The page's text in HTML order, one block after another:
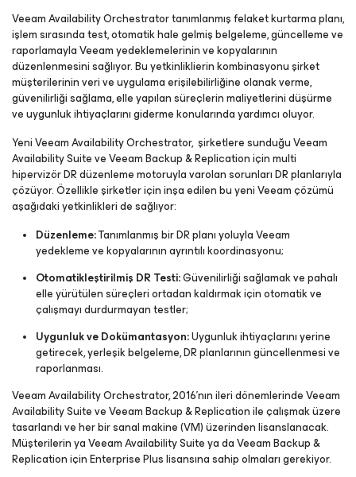
Veeam Availability Orchestrator tanımlanmış felaket kurtarma planı,
işlem sırasında test, otomatik hale gelmiş belgeleme, güncelleme ve
raporlamayla Veeam yedeklemelerinin ve kopyalarının
düzenlenmesini sağlıyor. Bu yetkinliklierin kombinasyonu şirket
müşterilerinin veri ve uygulama erişilebilirliğine olanak verme,
güvenilirliği sağlama, elle yapılan süreçlerin maliyetlerini düşürme
ve uygunluk ihtiyaçlarını giderme konularında yardımcı oluyor.
Yeni Veeam Availability Orchestrator, şirketlere sunduğu Veeam
Availability Suite ve Veeam Backup & Replication için multi
hipervizör DR düzenleme motoruyla varolan sorunları DR planlarıyla
çözüyor. Özellikle şirketler için inşa edilen bu yeni Veeam çözümü
aşağıdaki yetkinlikleri de sağlıyor:
Düzenleme:Tanımlanmış bir DR planı yoluyla Veeam
yedekleme ve kopyalarının ayrıntılı koordinasyonu;
Otomatikleştirilmiş DR Testi:Güvenilirliği sağlamak ve pahalı
elle yürütülen süreçleri ortadan kaldırmak için otomatik ve
çalışmayı durdurmayan testler;
Uygunluk ve Dokümantasyon:Uygunluk ihtiyaçlarını yerine
getirecek, yerleşik belgeleme, DR planlarının güncellenmesi ve
raporlanması.
Veeam Availability Orchestrator, 2016’nın ileri dönemlerinde Veeam
Availability Suite ve Veeam Backup & Replication ile çalışmak üzere
tasarlandı ve her bir sanal makine (VM) üzerinden lisanslanacak.
Müşterilerin ya Veeam Availability Suite ya da Veeam Backup &
Replication için Enterprise Plus lisansına sahip olmaları gerekiyor.